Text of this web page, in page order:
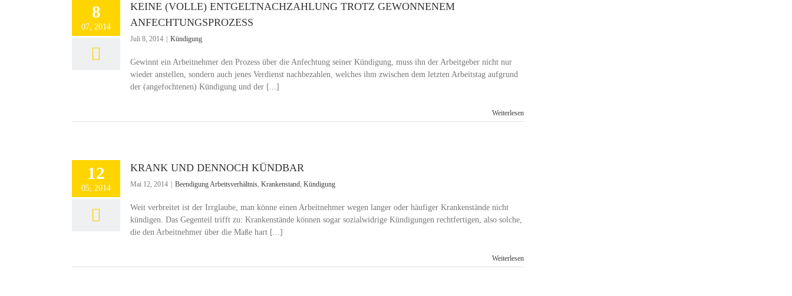
8
07, 2014
KEINE (VOLLE) ENTGELTNACHZAHLUNG TROTZ GEWONNENEM
ANFECHTUNGSPROZESS
Juli 8, 2014 Kündigung
Gewinnt ein Arbeitnehmer den Prozess über die Anfechtung seiner Kündigung, muss ihn der Arbeitgeber nicht nur
wieder anstellen, sondern auch jenes Verdienst nachbezahlen, welches ihm zwischen dem letzten Arbeitstag aufgrund
der (angefochtenen) Kündigung und der [...]
Weiterlesen
12
05, 2014
KRANK UND DENNOCH KÜNDBAR
Mai 12, 2014 Beendigung Arbeitsverhältnis, Krankenstand, Kündigung
Weit verbreitet ist der Irrglaube, man könne einen Arbeitnehmer wegen langer oder häufiger Krankenstände nicht
kündigen. Das Gegenteil trifft zu: Krankenstände können sogar sozialwidrige Kündigungen rechtfertigen, also solche,
die den Arbeitnehmer über die Maße hart [...]
Weiterlesen